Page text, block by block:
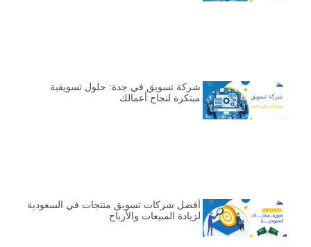
شركة تسويق في جدة: حلول تسويقية
مبتكرة لنجاح أعمالك
أفضل شركات تسويق منتجات في السعودية
لزيادة المبيعات والأرباح